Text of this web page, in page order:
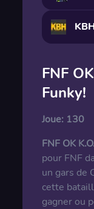
FNF
Funky!
Joue: 130
FNF OK
pour FNF
un gars de
cette
gagner ou